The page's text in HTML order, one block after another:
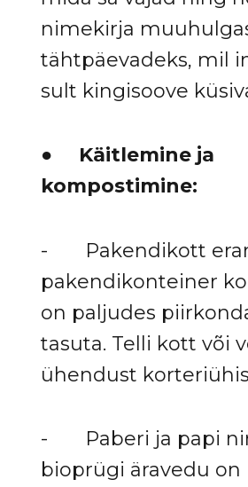
nimekirja
tähtpäevadeks, mil
sult kingisoove
● Käitlemine ja
kompostimine:
- Pakendikott
pakendikonteiner
on paljudes
tasuta. Telli kott või
ühendust
- Paberi ja papi
bioprügi äravedu on